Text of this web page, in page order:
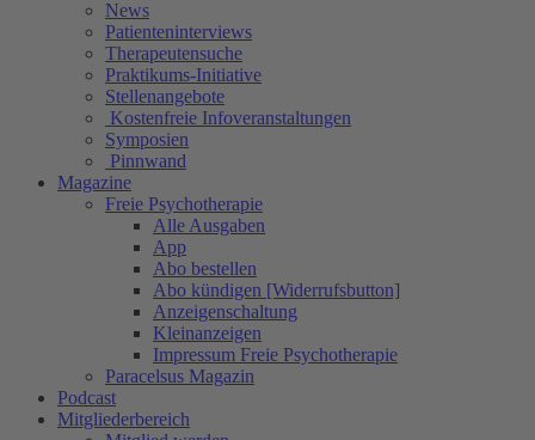
News
Patienteninterviews
Therapeutensuche
Praktikums-Initiative
Stellenangebote
Kostenfreie Infoveranstaltungen
Symposien
Pinnwand
Magazine
Freie Psychotherapie
Alle Ausgaben
App
Abo bestellen
Abo kündigen [Widerrufsbutton]
Anzeigenschaltung
Kleinanzeigen
Impressum Freie Psychotherapie
Paracelsus Magazin
Podcast
Mitgliederbereich